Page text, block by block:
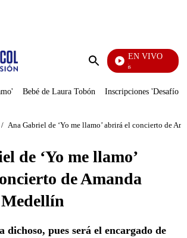
Enviar
EN VIVO
También Caerás
Bebé de Laura Tobón Inscripciones 'Desafío'
/ Ana Gabriel de ‘Yo me llamo’ abrirá el concierto de
de ‘Yo me llamo’
de Amanda
pues será el encargado de